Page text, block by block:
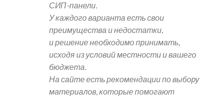
СИП-панели.
У каждого варианта есть свои
преимущества и недостатки,
и решение необходимо принимать,
исходя из условий местности и вашего
бюджета.
На сайте есть рекомендации по выбору
материалов, которые помогают